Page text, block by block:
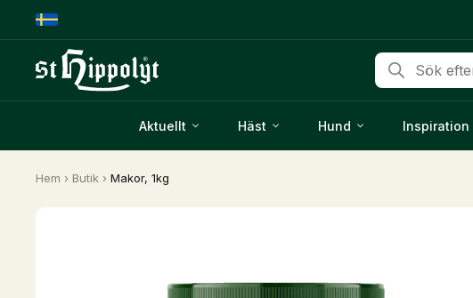
Produktsökning
Aktuellt Häst Hund Inspiration
Hem › Butik › Makor, 1kg